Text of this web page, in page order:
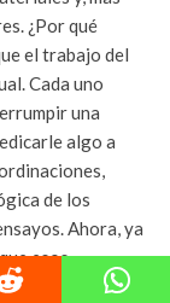
¿Por qué
el trabajo del
Cada uno
una
algo a
de los
Ahora, ya
esos
del Boom ” es el